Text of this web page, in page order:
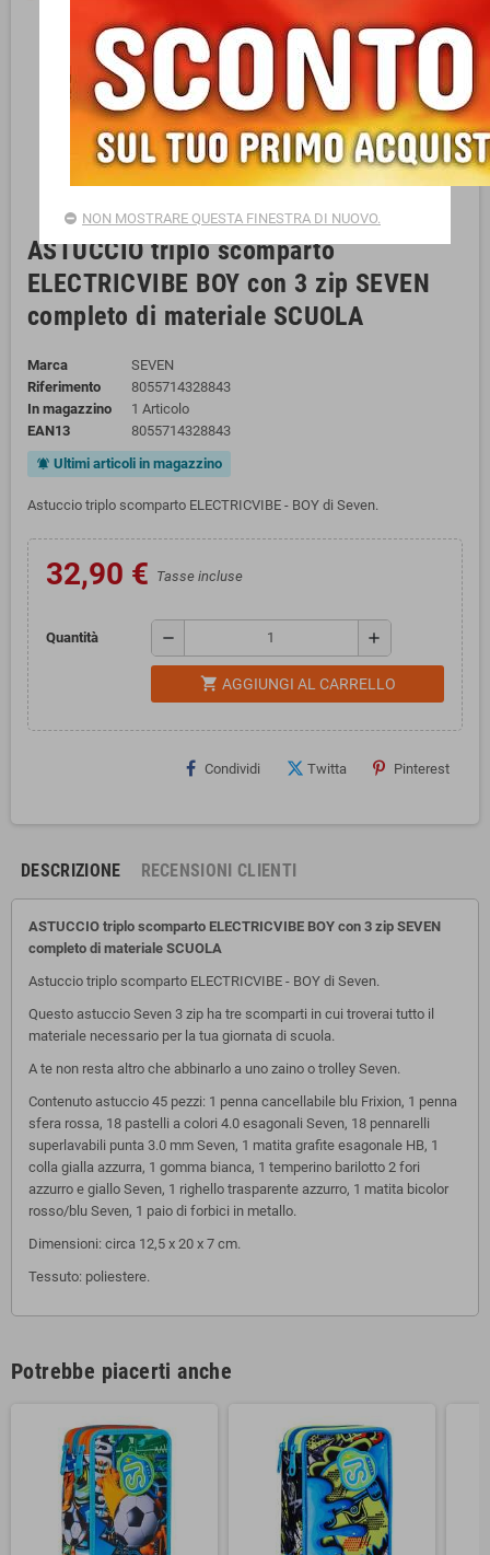
ASTUCCIO triplo scomparto
ELECTRICVIBE BOY con 3 zip SEVEN
completo di materiale SCUOLA
Marca
SEVEN
Riferimento
8055714328843
In magazzino
1 Articolo
EAN13
8055714328843
notifications_active Ultimi articoli in magazzino
Astuccio triplo scomparto ELECTRICVIBE - BOY di Seven.
32,90 € Tasse incluse
Quantità remove add
shopping_cart AGGIUNGI AL CARRELLO
Condividi Twitta Pinterest
DESCRIZIONE RECENSIONI CLIENTI
ASTUCCIO triplo scomparto ELECTRICVIBE BOY con 3 zip SEVEN
completo di materiale SCUOLA
Astuccio triplo scomparto ELECTRICVIBE - BOY di Seven.
Questo astuccio Seven 3 zip ha tre scomparti in cui troverai tutto il
materiale necessario per la tua giornata di scuola.
A te non resta altro che abbinarlo a uno zaino o trolley Seven.
Contenuto astuccio 45 pezzi: 1 penna cancellabile blu Frixion, 1 penna
sfera rossa, 18 pastelli a colori 4.0 esagonali Seven, 18 pennarelli
superlavabili punta 3.0 mm Seven, 1 matita grafite esagonale HB, 1
colla gialla azzurra, 1 gomma bianca, 1 temperino barilotto 2 fori
azzurro e giallo Seven, 1 righello trasparente azzurro, 1 matita bicolor
rosso/blu Seven, 1 paio di forbici in metallo.
Dimensioni: circa 12,5 x 20 x 7 cm.
Tessuto: poliestere.
Potrebbe piacerti anche
NON MOSTRARE QUESTA FINESTRA DI NUOVO.